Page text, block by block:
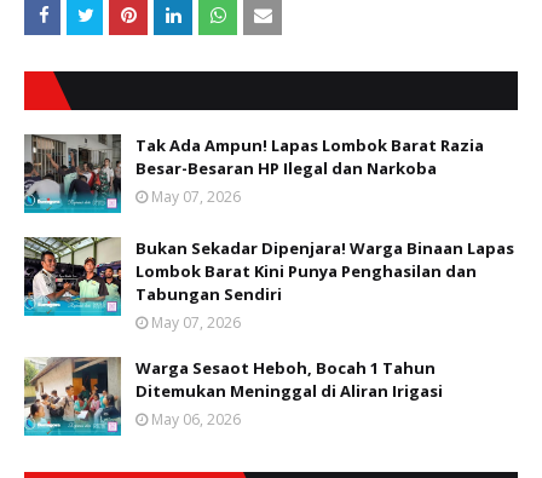
Tak Ada Ampun! Lapas Lombok Barat Razia
Besar-Besaran HP Ilegal dan Narkoba
May 07, 2026
Bukan Sekadar Dipenjara! Warga Binaan Lapas
Lombok Barat Kini Punya Penghasilan dan
Tabungan Sendiri
May 07, 2026
Warga Sesaot Heboh, Bocah 1 Tahun
Ditemukan Meninggal di Aliran Irigasi
May 06, 2026